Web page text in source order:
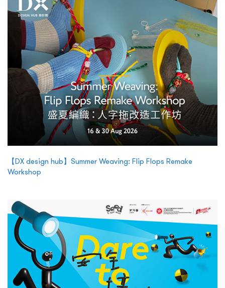
【DX design hub】Summer Weaving: Flip Flops Remake
Workshop